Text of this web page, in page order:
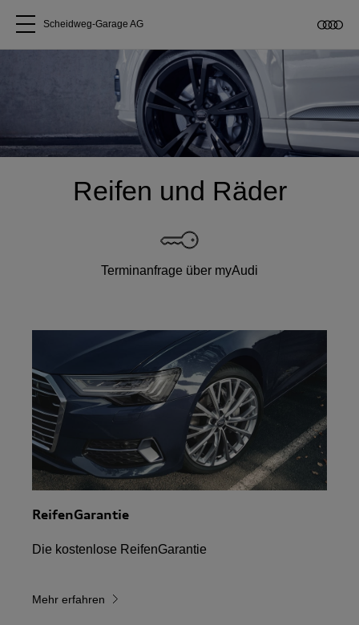
Audi Original Zubehör
Scheidweg-Garage AG
Reifen und Räder
Terminanfrage über myAudi
ReifenGarantie
Die kostenlose ReifenGarantie
Mehr erfahren